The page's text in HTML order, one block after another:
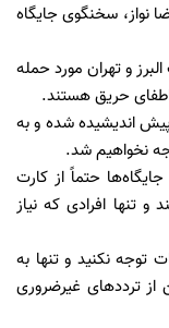
نواز، سخنگوی جایگاه
و تهران مورد حمله
اطفای حریق هستند.
پیش اندیشیده شده و به
نخواهیم شد.
حتماً از کارت
تنها افرادی که نیاز
توجه نکنید و تنها به
از ترددهای غیرضروری